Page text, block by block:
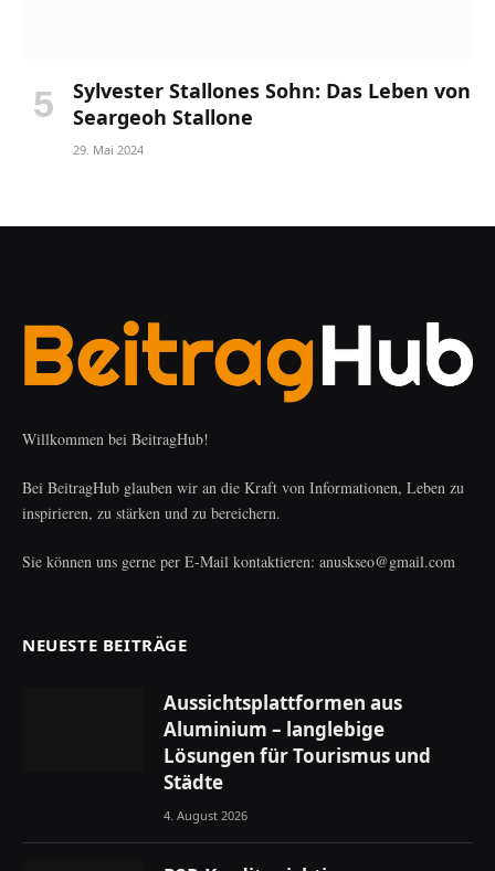
Sylvester Stallones Sohn: Das Leben von
Seargeoh Stallone
29. Mai 2024
Willkommen bei BeitragHub!
Bei BeitragHub glauben wir an die Kraft von Informationen, Leben zu
inspirieren, zu stärken und zu bereichern.
Sie können uns gerne per E-Mail kontaktieren: anuskseo@gmail.com
NEUESTE BEITRÄGE
Aussichtsplattformen aus
Aluminium – langlebige
Lösungen für Tourismus und
Städte
4. August 2026